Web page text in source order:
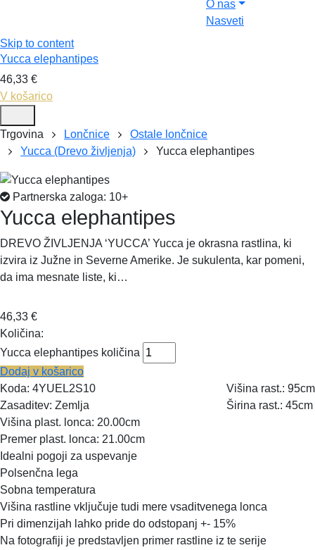
O nas
Nasveti
Skip to content
Yucca elephantipes
46,33 €
V košarico
Trgovina Lončnice
Ostale lončnice
Yucca (Drevo življenja)
Yucca elephantipes
Partnerska zaloga: 10+
Yucca elephantipes
DREVO ŽIVLJENJA ‘YUCCA’ Yucca je okrasna rastlina, ki
izvira iz Južne in Severne Amerike. Je sukulenta, kar pomeni,
da ima mesnate liste, ki…
46,33 €
Količina:
Yucca elephantipes količina
Dodaj v košarico
Koda: 4YUEL2S10
Zasaditev: Zemlja
Višina rast.: 95cm
Širina rast.: 45cm
Višina plast. lonca: 20.00cm
Premer plast. lonca: 21.00cm
Idealni pogoji za uspevanje
Polsenčna lega
Sobna temperatura
Višina rastline vključuje tudi mere vsaditvenega lonca
Pri dimenzijah lahko pride do odstopanj +- 15%
Na fotografiji je predstavljen primer rastline iz te serije